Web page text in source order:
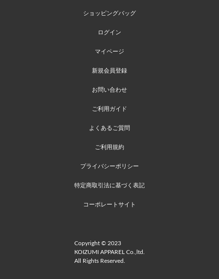
ショッピングバッグ
ログイン
マイページ
新規会員登録
お問い合わせ
ご利用ガイド
よくあるご質問
ご利用規約
プライバシーポリシー
特定商取引法に基づく表記
コーポレートサイト
Copyright © 2023
KOIZUMI APPAREL Co.,ltd.
All Rights Reserved.